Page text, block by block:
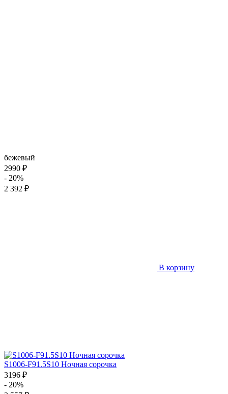
бежевый
2990 ₽
- 20%
2 392 ₽
В корзину
S1006-F91.5S10 Ночная сорочка
3196 ₽
- 20%